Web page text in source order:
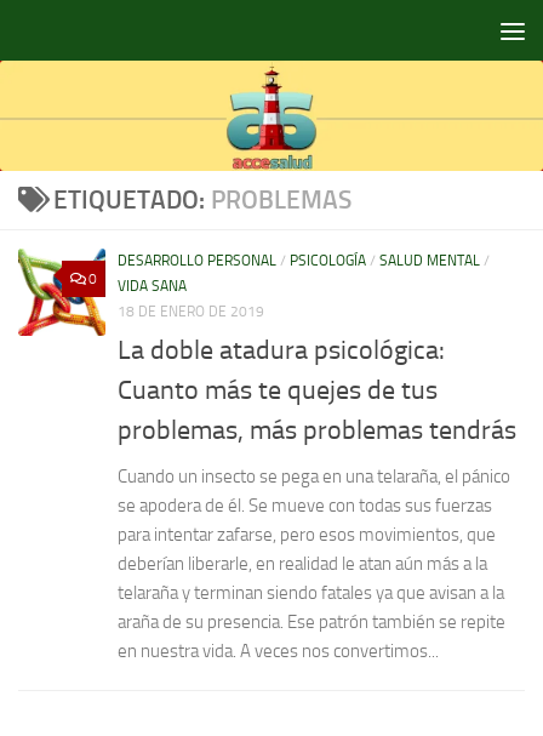
ETIQUETADO: PROBLEMAS
0
DESARROLLO PERSONAL / PSICOLOGÍA / SALUD MENTAL /
VIDA SANA
18 DE ENERO DE 2019
La doble atadura psicológica:
Cuanto más te quejes de tus
problemas, más problemas tendrás
Cuando un insecto se pega en una telaraña, el pánico
se apodera de él. Se mueve con todas sus fuerzas
para intentar zafarse, pero esos movimientos, que
deberían liberarle, en realidad le atan aún más a la
telaraña y terminan siendo fatales ya que avisan a la
araña de su presencia. Ese patrón también se repite
en nuestra vida. A veces nos convertimos...